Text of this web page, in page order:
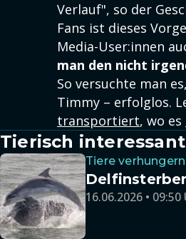
Verlauf", so der
Fans ist dieses
Media-User:innen
man den nicht
So versuchte man
Timmy – erfolglos.
transportiert, wo es
Tierisch
Tiere verhungern
16.06.2026 • 09:50